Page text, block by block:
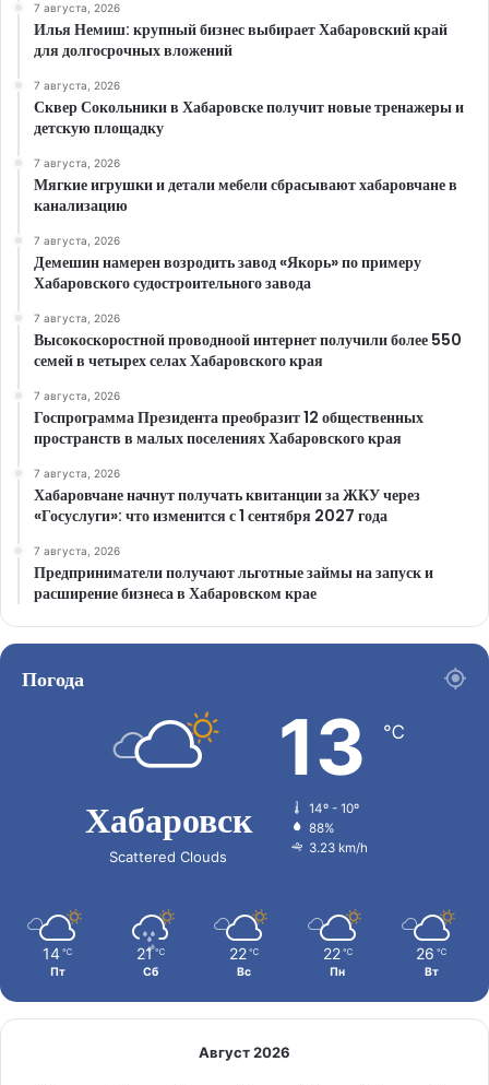
7 августа, 2026
Илья Немиш: крупный бизнес выбирает Хабаровский край
для долгосрочных вложений
7 августа, 2026
Сквер Сокольники в Хабаровске получит новые тренажеры и
детскую площадку
7 августа, 2026
Мягкие игрушки и детали мебели сбрасывают хабаровчане в
канализацию
7 августа, 2026
Демешин намерен возродить завод «Якорь» по примеру
Хабаровского судостроительного завода
7 августа, 2026
Высокоскоростной проводноой интернет получили более 550
семей в четырех селах Хабаровского края
7 августа, 2026
Госпрограмма Президента преобразит 12 общественных
пространств в малых поселениях Хабаровского края
7 августа, 2026
Хабаровчане начнут получать квитанции за ЖКУ через
«Госуслуги»: что изменится с 1 сентября 2027 года
7 августа, 2026
Предприниматели получают льготные займы на запуск и
расширение бизнеса в Хабаровском крае
Погода
Хабаровск
Scattered Clouds
13 ℃
14º - 10º
88%
3.23 km/h
14 ℃
Пт
21 ℃
Сб
22 ℃
Вс
22 ℃
Пн
26 ℃
Вт
Август 2026